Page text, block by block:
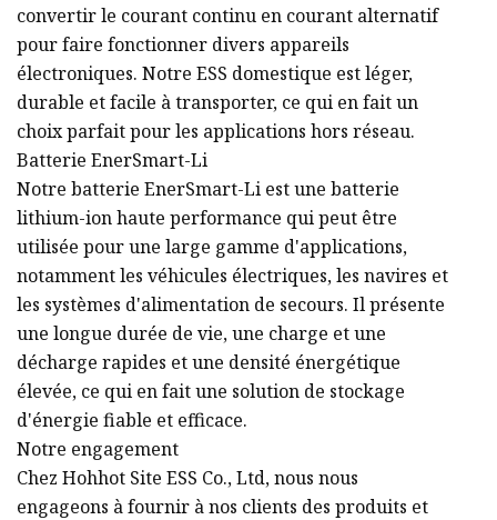
convertir le courant continu en courant alternatif
pour faire fonctionner divers appareils
électroniques. Notre ESS domestique est léger,
durable et facile à transporter, ce qui en fait un
choix parfait pour les applications hors réseau.
Batterie EnerSmart-Li
Notre batterie EnerSmart-Li est une batterie
lithium-ion haute performance qui peut être
utilisée pour une large gamme d'applications,
notamment les véhicules électriques, les navires et
les systèmes d'alimentation de secours. Il présente
une longue durée de vie, une charge et une
décharge rapides et une densité énergétique
élevée, ce qui en fait une solution de stockage
d'énergie fiable et efficace.
Notre engagement
Chez Hohhot Site ESS Co., Ltd, nous nous
engageons à fournir à nos clients des produits et